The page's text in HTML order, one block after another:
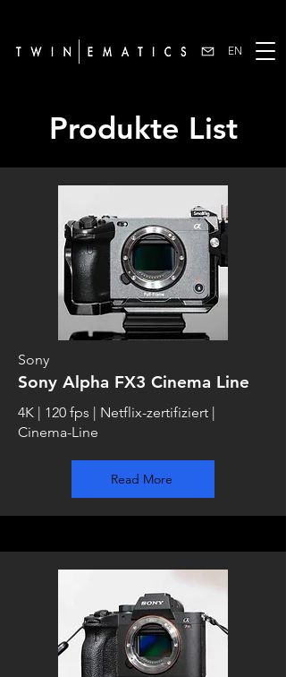
EN
Produkte List
Sony
Sony Alpha FX3 Cinema Line
4K | 120 fps | Netflix-zertifiziert |
Cinema-Line
Read More